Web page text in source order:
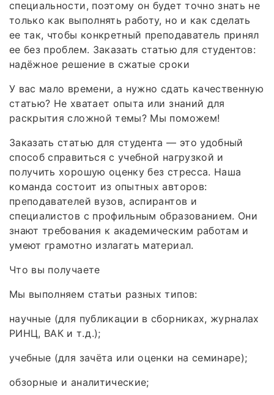
специальности, поэтому он будет точно знать не
только как выполнять работу, но и как сделать
ее так, чтобы конкретный преподаватель принял
ее без проблем. Заказать статью для студентов:
надёжное решение в сжатые сроки
У вас мало времени, а нужно сдать качественную
статью? Не хватает опыта или знаний для
раскрытия сложной темы? Мы поможем!
Заказать статью для студента — это удобный
способ справиться с учебной нагрузкой и
получить хорошую оценку без стресса. Наша
команда состоит из опытных авторов:
преподавателей вузов, аспирантов и
специалистов с профильным образованием. Они
знают требования к академическим работам и
умеют грамотно излагать материал.
Что вы получаете
Мы выполняем статьи разных типов:
научные (для публикации в сборниках, журналах
РИНЦ, ВАК и т. д.);
учебные (для зачёта или оценки на семинаре);
обзорные и аналитические;